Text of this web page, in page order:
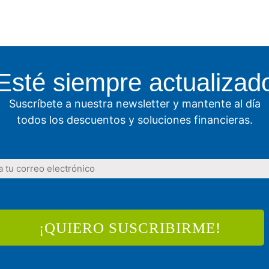
siempre
Suscríbete a nuestra newsletter y mantente al día
todos los descuentos y soluciones financieras.